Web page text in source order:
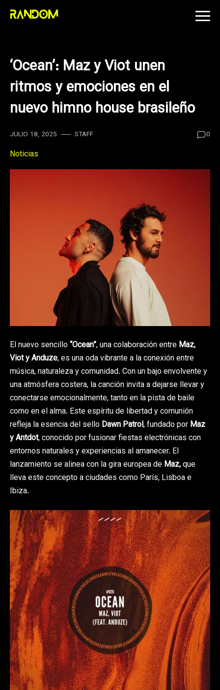
Skip
‘Ocean’: Maz y Viot unen
ritmos y emociones en el
nuevo himno house brasileño
JULIO 18, 2025 STAFF 0
Noticias
El nuevo sencillo“Ocean”, una colaboración entre Maz,
Viot y Anduze, es una oda vibrante a la conexión entre
música, naturaleza y comunidad. Con un bajo envolvente y
una atmósfera costera, la canción invita a dejarse llevar y
conectarse emocionalmente, tanto en la pista de baile
como en el alma. Este espíritu de libertad y comunión
refleja la esencia del sello Dawn Patrol, fundado por Maz
y Antdot, conocido por fusionar fiestas electrónicas con
entornos naturales y experiencias al amanecer. El
lanzamiento se alinea con la gira europea de Maz,que
lleva este concepto a ciudades como París, Lisboa e
Ibiza.